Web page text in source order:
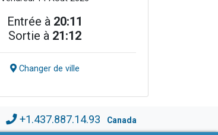
Entrée à 20:11
Sortie à 21:12
Changer de ville
+1.437.887.14.93 Canada